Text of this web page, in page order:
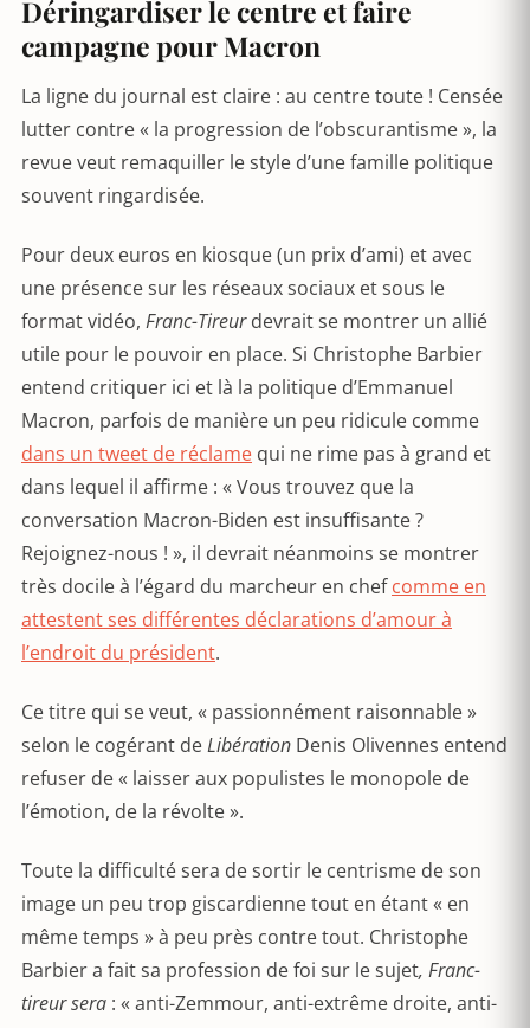
Déringardiser le centre et faire
campagne pour Macron
La ligne du journal est claire : au centre toute ! Censée
lutter contre « la progression de l’obscurantisme », la
revue veut remaquiller le style d’une famille politique
souvent ringardisée.
Pour deux euros en kiosque (un prix d’ami) et avec
une présence sur les réseaux sociaux et sous le
format vidéo, Franc-Tireurdevrait se montrer un allié
utile pour le pouvoir en place. Si Christophe Barbier
entend critiquer ici et là la politique d’Emmanuel
Macron, parfois de manière un peu ridicule comme
dans un tweet de réclame qui ne rime pas à grand et
dans lequel il affirme : « Vous trouvez que la
conversation Macron-Biden est insuffisante ?
Rejoignez-nous ! », il devrait néanmoins se montrer
très docile à l’égard du marcheur en chefcomme en
attestent ses différentes déclarations d’amour à
l’endroit du président.
Ce titre qui se veut, « passionnément raisonnable »
selon le cogérant deLibération Denis Olivennes entend
refuser de « laisser aux populistes le monopole de
l’émotion, de la révolte ».
Toute la difficulté sera de sortir le centrisme de son
image un peu trop giscardienne tout en étant « en
même temps » à peu près contre tout. Christophe
Barbier a fait sa profession de foi sur le sujet, Franc-
tireur sera : « anti-Zemmour, anti-extrême droite, anti-